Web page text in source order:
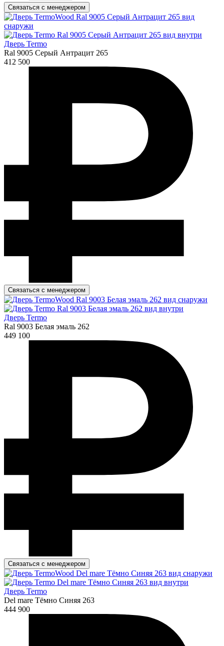
Связаться с менеджером
Дверь Termo
Ral 9005 Серый Антрацит 265
412 500
Связаться с менеджером
Дверь Termo
Ral 9003 Белая эмаль 262
449 100
Связаться с менеджером
Дверь Termo
Del mare Тёмно Синяя 263
444 900